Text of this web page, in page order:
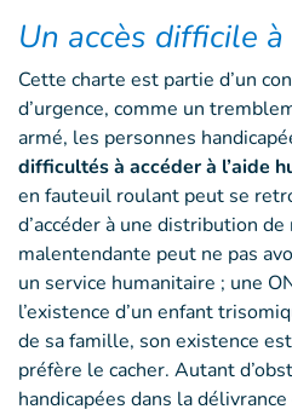
Un accès difficile
Cette charte est partie d’un
d’urgence, comme un
armé, les personnes
difficultés à accéder à l’aide
en fauteuil roulant peut se
d’accéder à une distribution
malentendante peut ne pas
un service humanitaire ; une
l’existence d’un enfant
de sa famille, son existence
préfère le cacher. Autant
handicapées dans la